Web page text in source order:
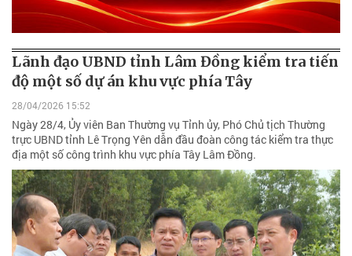
Lãnh đạo UBND tỉnh Lâm Đồng kiểm tra tiến
độ một số dự án khu vực phía Tây
28/04/2026 15:52
Ngày 28/4, Ủy viên Ban Thường vụ Tỉnh ủy, Phó Chủ tịch Thường
trực UBND tỉnh Lê Trọng Yên dẫn đầu đoàn công tác kiểm tra thực
địa một số công trình khu vực phía Tây Lâm Đồng.